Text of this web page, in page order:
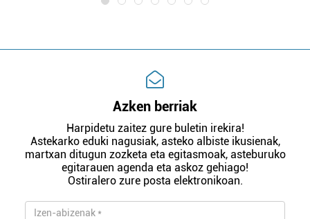
Azken berriak
Harpidetu zaitez gure buletin irekira!
Astekarko eduki nagusiak, asteko albiste ikusienak,
martxan ditugun zozketa eta egitasmoak, asteburuko
egitarauen agenda eta askoz gehiago!
Ostiralero zure posta elektronikoan.